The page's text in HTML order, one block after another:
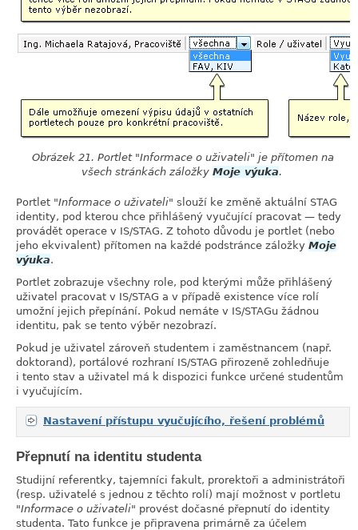
Obrázek 21. Portlet Informace o uživateli
je přítomen na
všech stránkách záložky Moje výuka.
Portlet Informace o uživateli
slouží ke změně aktuální STAG
identity, pod kterou chce přihlášený vyučující pracovat — tedy
provádět operace v IS/STAG. Z tohoto důvodu je portlet (nebo
jeho ekvivalent) přítomen na každé podstránce záložky Moje
výuka.
Portlet zobrazuje všechny role, pod kterými může přihlášený
uživatel pracovat v IS/STAG a v případě existence více rolí
umožní jejich přepínání. Pokud nemáte v IS/STAGu žádnou
identitu, pak se tento výběr nezobrazí.
Pokud je uživatel zároveň studentem i zaměstnancem (např.
doktorand), portálové rozhraní IS/STAG přirozeně zohledňuje
i tento stav a uživatel má k dispozici funkce určené studentům
i vyučujícím.
Nastavení přístupu vyučujícího, řešení problémů
Přepnutí na identitu studenta
Studijní referentky, tajemníci fakult, prorektoři a administrátoři
(resp. uživatelé s jednou z těchto rolí) mají možnost v portletu
Informace o uživateli
provést dočasné přepnutí do identity
studenta. Tato funkce je připravena primárně za účelem